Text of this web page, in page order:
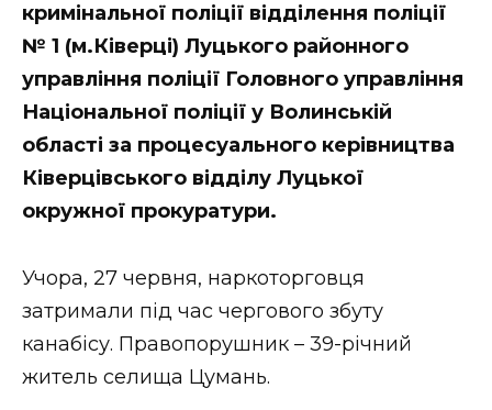
Втрачений Ужгород (відеоверсія)
ЗАКАРПАТСЬКІ НОВИНИ
НОВИНИ ЗАХІДНОЇ УКРАЇНИ
ВІДЕО
кримінальної поліції відділення поліції
№ 1 (м.Ківерці) Луцького районного
управління поліції Головного управління
Національної поліції у Волинській
області за процесуального керівництва
Ківерцівського відділу Луцької
окружної прокуратури.
Учора, 27 червня, наркоторговця
затримали під час чергового збуту
канабісу. Правопорушник – 39-річний
житель селища Цумань.